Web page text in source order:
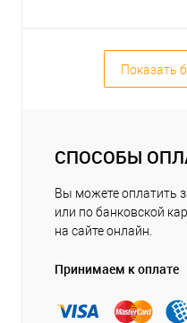
Показать
СПОСОБЫ
Вы можете оплатить
или по банковской
на сайте онлайн.
Принимаем к оплате